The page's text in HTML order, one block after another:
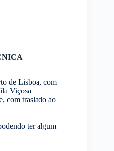
de Lisboa, com
Viçosa
com traslado ao
ter algum